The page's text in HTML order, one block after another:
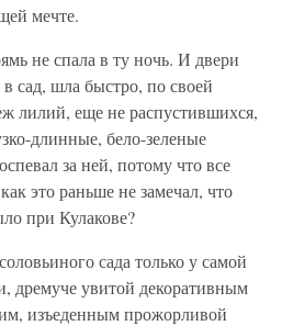
мечте.
не спала в ту ночь. И двери
сад, шла быстро, по своей
лилий, еще не распустившихся,
длинные, бело-зеленые
за ней, потому что все
это раньше не замечал, что
при Кулакове?
сада только у самой
дремуче увитой декоративным
изъеденным прожорливой